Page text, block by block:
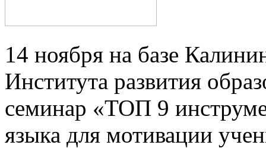
14 ноября на базе
Института развития
семинар «ТОП 9
языка для мотивации